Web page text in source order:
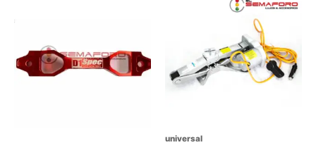
universal